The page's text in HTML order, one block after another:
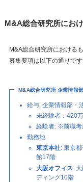
M&A総合研究所にお
M&A総合研究所における
募集要項は以下の通りです
M&A総合研究所 企業情報
給与: 企業情報部・
未経験者：420
経験者: ※前職考
勤務地
東京本社: 東京
館17階
大阪オフィス:
ディング10階